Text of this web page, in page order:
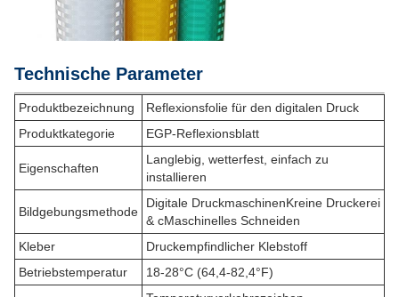
Technische Parameter
Produktbezeichnung
Reflexionsfolie für den digitalen Druck
Produktkategorie
EGP-Reflexionsblatt
Eigenschaften
Langlebig, wetterfest, einfach zu
installieren
Bildgebungsmethode
Digitale DruckmaschinenKreine Druckerei
& cMaschinelles Schneiden
Kleber
Druckempfindlicher Klebstoff
Betriebstemperatur
18-28°C (64,4-82,4°F)